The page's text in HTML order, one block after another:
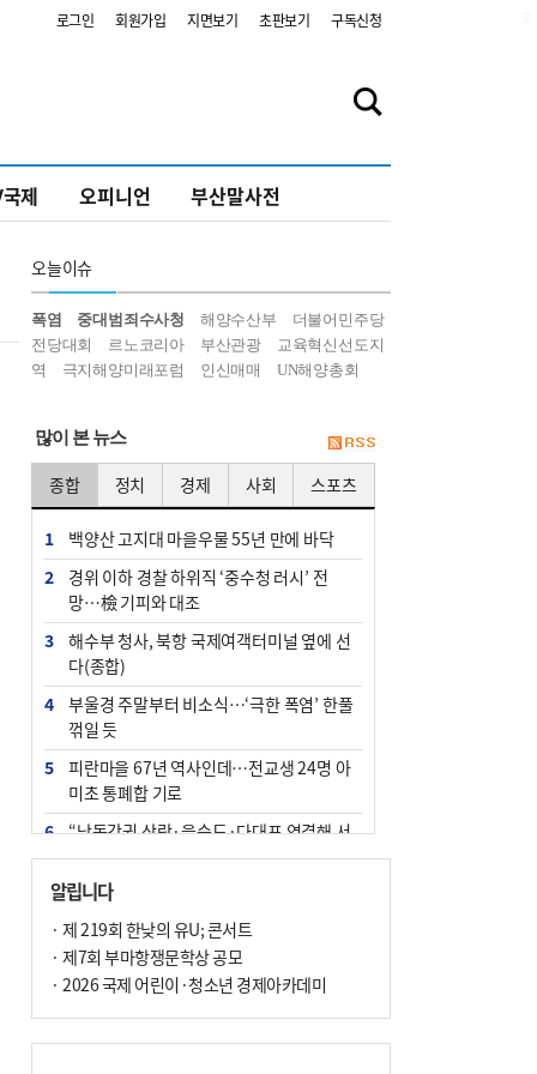
로그인 회원가입 지면보기 초판보기 구독신청
제 오피니언 부산말사전
오늘이슈
폭염 중대범죄수사청 해양수산부
더불어민주당
전당대회
르노코리아 부산관광
교육혁신선도지
역
극지해양미래포럼 인신매매 UN해양총회
많이 본 뉴스
종합 정치 경제 사회 스포츠
1
백양산 고지대 마을우물 55년 만에 바닥
2
경위 이하 경찰 하위직 ‘중수청 러시’ 전
망…檢 기피와 대조
3
해수부 청사, 북항 국제여객터미널 옆에 선
다(종합)
4
부울경 주말부터 비소식…‘극한 폭염’ 한풀
꺾일 듯
5
피란마을 67년 역사인데…전교생 24명 아
미초 통폐합 기로
6
“낙동강권 삼락·을숙도·다대포 연결해 서
부산 관광 키우자”
7
오늘의 날씨- 2026년 8월 7일
외국인 선원 ‘인신매매 경유지’ 된 부산…
우려가 현실로
[사설] 해수부 신청사 북항으로 확정, 해양
수도 도약의 전환점
알립니다
· 제 219회 한낮의 유U; 콘서트
· 제7회 부마항쟁문학상 공모
· 2026 국제 어린이·청소년 경제아카데미